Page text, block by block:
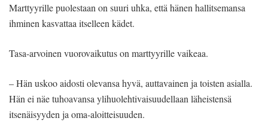
Marttyyrille puolestaan on suuri uhka, että hänen hallitsemansa
ihminen kasvattaa itselleen kädet.
Tasa-arvoinen vuorovaikutus on marttyyrille vaikeaa.
– Hän uskoo aidosti olevansa hyvä, auttavainen ja toisten asialla.
Hän ei näe tuhoavansa ylihuolehtivaisuudellaan läheistensä
itsenäisyyden ja oma-aloitteisuuden.